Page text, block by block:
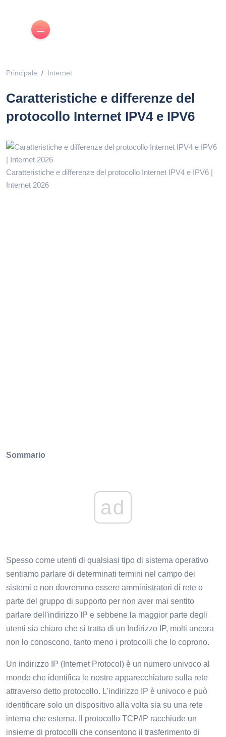
Principale Internet
Caratteristiche e differenze del
protocollo Internet IPV4 e IPV6
Caratteristiche e differenze del protocollo Internet IPV4 e IPV6 |
Internet 2026
Sommario
ad
Spesso come utenti di qualsiasi tipo di sistema operativo
sentiamo parlare di determinati termini nel campo dei
sistemi e non dovremmo essere amministratori di rete o
parte del gruppo di supporto per non aver mai sentito
parlare dell'indirizzo IP e sebbene la maggior parte degli
utenti sia chiaro che si tratta di un Indirizzo IP, molti ancora
non lo conoscono, tanto meno i protocolli che lo coprono.
Un indirizzo IP (Internet Protocol) è un numero univoco al
mondo che identifica le nostre apparecchiature sulla rete
attraverso detto protocollo. L'indirizzo IP è univoco e può
identificare solo un dispositivo alla volta sia su una rete
interna che esterna. Il protocollo TCP/IP racchiude un
insieme di protocolli che consentono il trasferimento di